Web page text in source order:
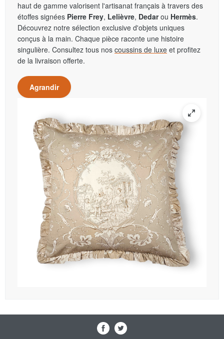
haut de gamme valorisent l'artisanat français à travers des
étoffes signées Pierre Frey, Lelièvre, Dedarou Hermès.
Découvrez notre sélection exclusive d'objets uniques
conçus à la main. Chaque pièce raconte une histoire
singulière. Consultez tous nos coussins de luxe et profitez
de la livraison offerte.
Agrandir